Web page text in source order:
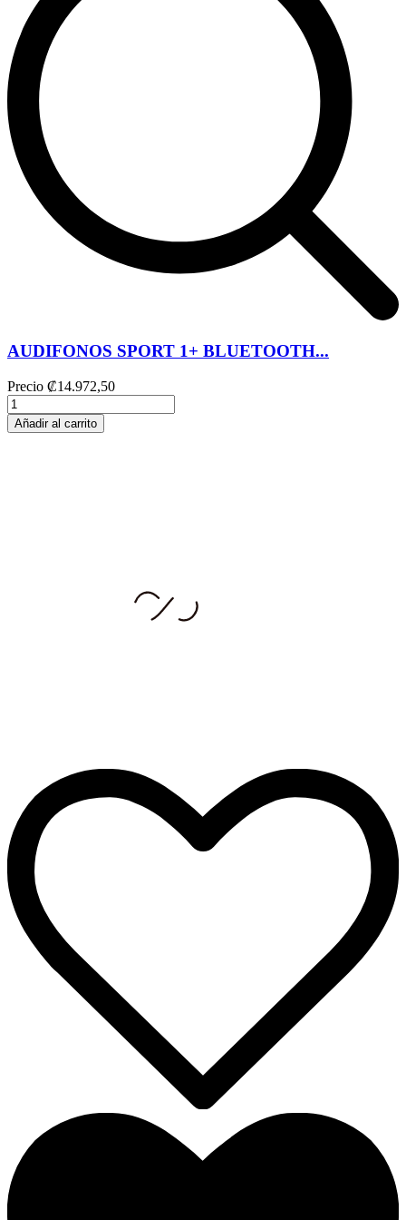
AUDIFONOS SPORT 1+ BLUETOOTH...
Precio ₡14.972,50
Añadir al carrito